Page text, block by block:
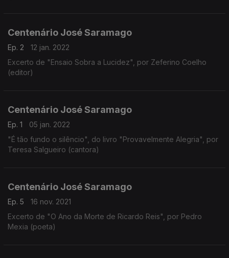
Centenário José Saramago
Ep. 2
12 jan. 2022
Excerto de "Ensaio Sobra a Lucidez", por Zeferino Coelho
(editor)
Centenário José Saramago
Ep. 1
05 jan. 2022
"É tão fundo o silêncio", do livro "Provavelmente Alegria", por
Teresa Salgueiro (cantora)
Centenário José Saramago
Ep. 5
16 nov. 2021
Excerto de "O Ano da Morte de Ricardo Reis", por Pedro
Mexia (poeta)